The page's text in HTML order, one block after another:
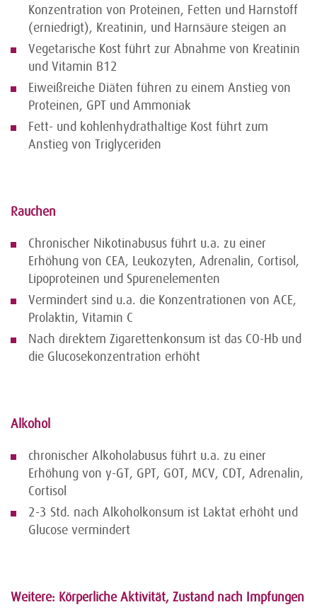
Konzentration von Proteinen, Fetten und Harnstoff
(erniedrigt), Kreatinin, und Harnsäure steigen an
Vegetarische Kost führt zur Abnahme von Kreatinin
und Vitamin B12
Eiweißreiche Diäten führen zu einem Anstieg von
Proteinen, GPT und Ammoniak
Fett- und kohlenhydrathaltige Kost führt zum
Anstieg von Triglyceriden
Rauchen
Chronischer Nikotinabusus führt u.a. zu einer
Erhöhung von CEA, Leukozyten, Adrenalin, Cortisol,
Lipoproteinen und Spurenelementen
Vermindert sind u.a. die Konzentrationen von ACE,
Prolaktin, Vitamin C
Nach direktem Zigarettenkonsum ist das CO-Hb und
die Glucosekonzentration erhöht
Alkohol
chronischer Alkoholabusus führt u.a. zu einer
Erhöhung von y-GT, GPT, GOT, MCV, CDT, Adrenalin,
Cortisol
2-3 Std. nach Alkoholkonsum ist Laktat erhöht und
Glucose vermindert
Weitere: Körperliche Aktivität, Zustand nach Impfungen